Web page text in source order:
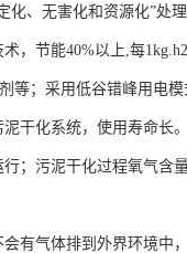
、无害化和资源化”处
，节能40%以上,每
等；采用低谷错峰用电模
干化系统，使用寿命长。
；污泥干化过程氧气含
有气体排到外界环境